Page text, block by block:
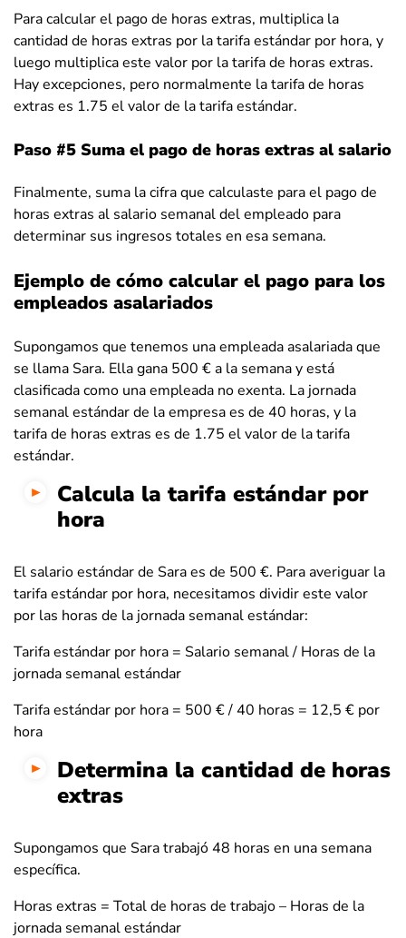
Para calcular el pago de horas extras, multiplica la
cantidad de horas extras por la tarifa estándar por hora, y
luego multiplica este valor por la tarifa de horas extras.
Hay excepciones, pero normalmente la tarifa de horas
extras es 1.75 el valor de la tarifa estándar.
Paso #5 Suma el pago de horas extras al salario
Finalmente, suma la cifra que calculaste para el pago de
horas extras al salario semanal del empleado para
determinar sus ingresos totales en esa semana.
Ejemplo de cómo calcular el pago para los
empleados asalariados
Supongamos que tenemos una empleada asalariada que
se llama Sara. Ella gana 500 € a la semana y está
clasificada como una empleada no exenta. La jornada
semanal estándar de la empresa es de 40 horas, y la
tarifa de horas extras es de 1.75 el valor de la tarifa
estándar.
Calcula la tarifa estándar por
hora
El salario estándar de Sara es de 500 €. Para averiguar la
tarifa estándar por hora, necesitamos dividir este valor
por las horas de la jornada semanal estándar:
Tarifa estándar por hora = Salario semanal / Horas de la
jornada semanal estándar
Tarifa estándar por hora = 500 € / 40 horas = 12,5 € por
hora
Determina la cantidad de horas
extras
Supongamos que Sara trabajó 48 horas en una semana
específica.
Horas extras = Total de horas de trabajo – Horas de la
jornada semanal estándar